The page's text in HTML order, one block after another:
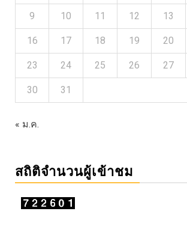
9 10 11 12 13
16 17 18 19 20
23 24 25 26 27
30 31
« ม.ค.
สถิติจำนวนผู้เข้าชม